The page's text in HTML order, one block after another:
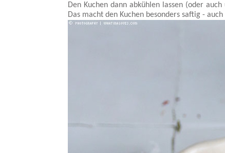
Den Kuchen dann abkühlen lassen (oder
Das macht den Kuchen besonders saftig - auch